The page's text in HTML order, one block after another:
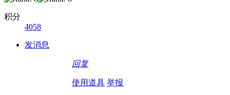
积分
4058
发消息
回复
使用道具 举报